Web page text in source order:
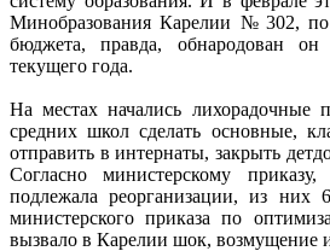
Минобразования Карелии № 302, по
бюджета, правда, обнародован
текущего года.
На местах начались лихорадочные
средних школ сделать основные,
отправить в интернаты, закрыть
Согласно министерскому
подлежала реорганизации, из них
министерского приказа по
вызвало в Карелии шок, возмущение